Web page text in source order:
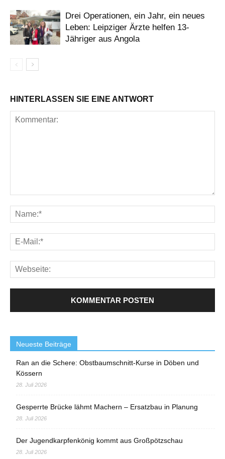
Drei Operationen, ein Jahr, ein neues
Leben: Leipziger Ärzte helfen 13-
Jähriger aus Angola
HINTERLASSEN SIE EINE ANTWORT
Neueste Beiträge
Ran an die Schere: Obstbaumschnitt-Kurse in Döben und
Kössern
28. Juli 2026
Gesperrte Brücke lähmt Machern – Ersatzbau in Planung
28. Juli 2026
Der Jugendkarpfenkönig kommt aus Großpötzschau
28. Juli 2026